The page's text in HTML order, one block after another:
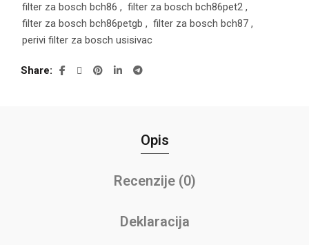
filter za bosch bch86 , filter za bosch bch86pet2 ,
filter za bosch bch86petgb , filter za bosch bch87 ,
perivi filter za bosch usisivac
Share
Opis
Recenzije (0)
Deklaracija